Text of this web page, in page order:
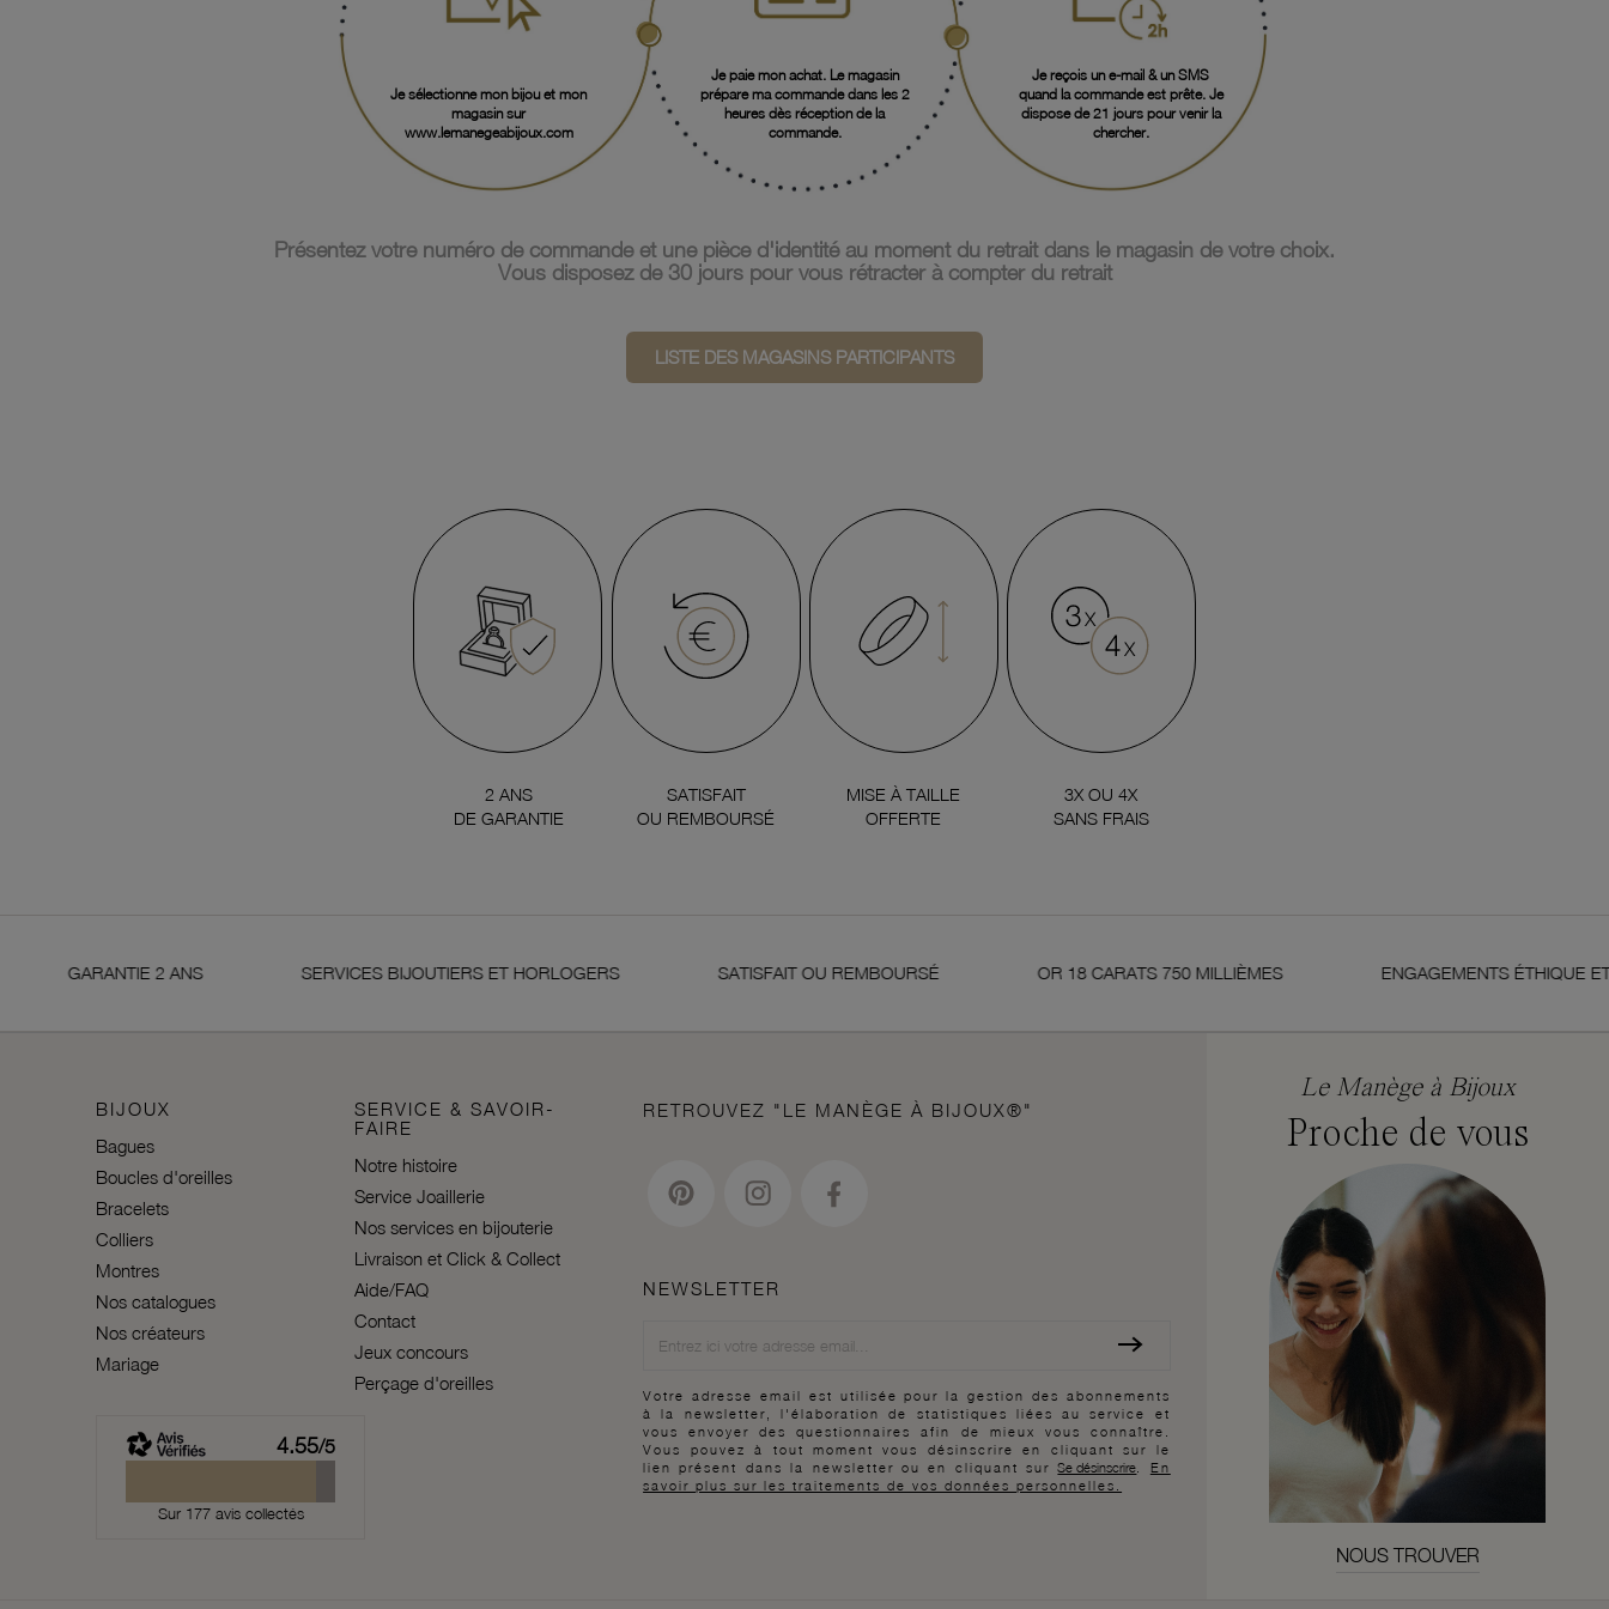
Je sélectionne mon bijou et mon
magasin sur
www.lemanegeabijoux.com
Je paie mon achat. Le magasin
prépare ma commande dans les 2
heures dès réception de la
commande.
Je reçois un e-mail & un SMS
quand la commande est prête. Je
dispose de 21 jours pour venir la
chercher.
Présentez votre numéro de commande et une pièce d'identité au moment du retrait dans le magasin de votre choix.
Vous disposez de 30 jours pour vous rétracter à compter du retrait
LISTE DES MAGASINS PARTICIPANTS
2 ANS
DE GARANTIE
SATISFAIT
OU REMBOURSÉ
MISE À TAILLE
OFFERTE
3X OU 4X
SANS FRAIS
2 ANS SERVICES BIJOUTIERS ET HORLOGERS SATISFAIT OU REMBOURSÉ OR 18 CARATS 750 MILLIÈMES ENGAGEMENTS ÉTHIQUE ET DE
BIJOUX
Bagues
Boucles d'oreilles
Bracelets
Colliers
Montres
Nos catalogues
Nos créateurs
Mariage
SERVICE & SAVOIR-
FAIRE
Notre histoire
Service Joaillerie
Nos services en bijouterie
Livraison et Click & Collect
Aide/FAQ
Contact
Jeux concours
Perçage d'oreilles
4.55/5
Sur 177 avis collectés
RETROUVEZ "LE MANÈGE À BIJOUX®"
NEWSLETTER
Votre adresse email est utilisée pour la gestion des abonnements
à la newsletter, l'élaboration de statistiques liées au service et
vous envoyer des questionnaires afin de mieux vous connaître.
Vous pouvez à tout moment vous désinscrire en cliquant sur le
lien présent dans la newsletter ou en cliquant surSe désinscrire
En
savoir plus sur les traitements de vos données personnelles.
Le Manège à Bijoux
Proche de vous
NOUS TROUVER